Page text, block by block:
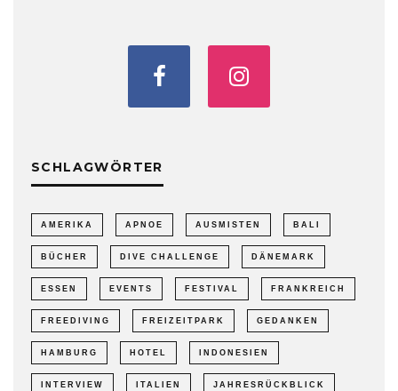
SCHLAGWÖRTER
AMERIKA APNOE AUSMISTEN BALI
BÜCHER DIVE CHALLENGE DÄNEMARK
ESSEN EVENTS FESTIVAL FRANKREICH
FREEDIVING FREIZEITPARK GEDANKEN
HAMBURG HOTEL INDONESIEN
INTERVIEW ITALIEN JAHRESRÜCKBLICK